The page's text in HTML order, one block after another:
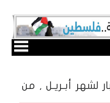
لشهر أبـريـل , من